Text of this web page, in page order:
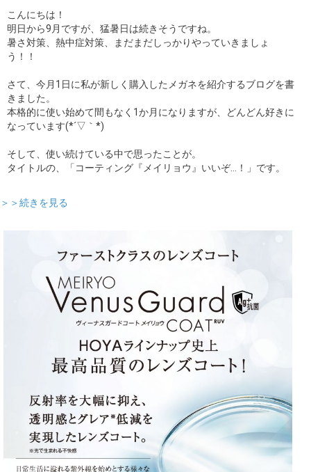
こんにちは！
明日から9月ですが、猛暑日は続きそうですね。
暑さ対策、熱中症対策、まだまだしっかりやっていきましょ
う！！
さて、今月1日に私が新しく購入したメガネを紹介するブログを書
きました。
本格的に使い始めて間もなく1か月になりますが、どんどん好きに
なっています(*´▽｀*)
そして、使い続けている中で思ったことが。
タイトルの、「コーティング『メイリョウ』いいぞ…！」です。
＞＞続きを見る